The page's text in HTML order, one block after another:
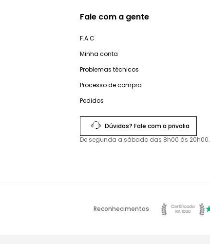
Fale com a gente
F.A.C
Minha conta
Problemas técnicos
Processo de compra
Pedidos
Dúvidas? Fale com a privalia
De segunda a sábado das 8h00 às 20h00.
Reconhecimentos